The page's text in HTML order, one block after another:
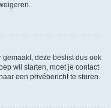
deze beslist dus ook
wil starten, moet je contact
een privébericht te sturen.